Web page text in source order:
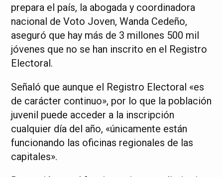
prepara el país, la abogada y coordinadora
nacional de Voto Joven, Wanda Cedeño,
aseguró que hay más de 3 millones 500 mil
jóvenes que no se han inscrito en el Registro
Electoral.
Señaló que aunque el Registro Electoral «es
de carácter continuo», por lo que la población
juvenil puede acceder a la inscripción
cualquier día del año, «únicamente están
funcionando las oficinas regionales de las
capitales».